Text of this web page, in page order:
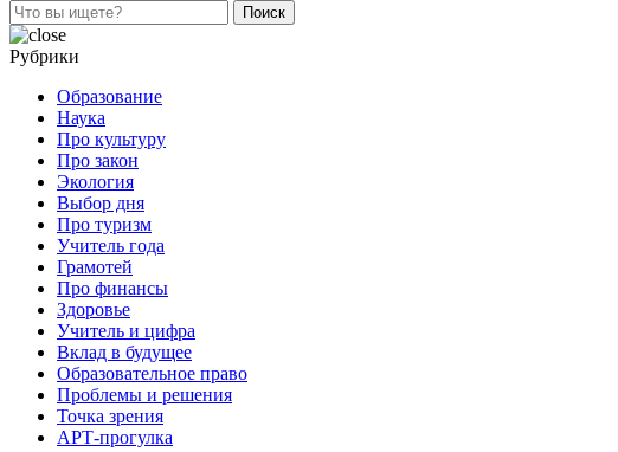
Рубрики
Образование
Наука
Про культуру
Про закон
Экология
Выбор дня
Про туризм
Учитель года
Грамотей
Про финансы
Здоровье
Учитель и цифра
Вклад в будущее
Образовательное право
Проблемы и решения
Точка зрения
АРТ-прогулка